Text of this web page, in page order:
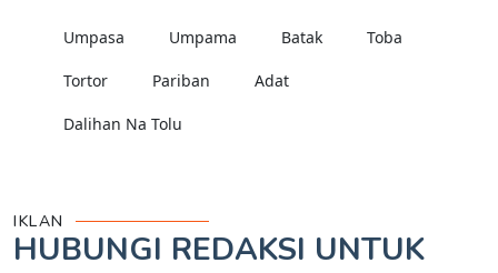
Umpasa Umpama Batak Toba
Tortor Pariban Adat
Dalihan Na Tolu
IKLAN
HUBUNGI REDAKSI UNTUK